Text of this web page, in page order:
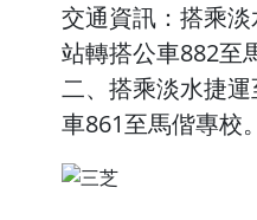
交通資訊：搭乘
站轉搭公車882至
二、搭乘淡水捷
車861至馬偕專校。